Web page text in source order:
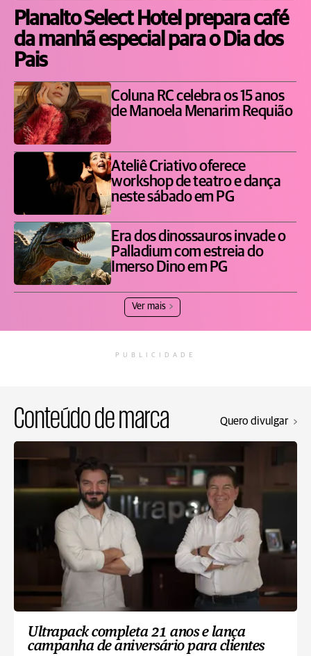
Planalto Select Hotel prepara café
da manhã especial para o Dia dos
Pais
Coluna RC celebra os 15 anos
de Manoela Menarim Requião
Ateliê Criativo oferece
workshop de teatro e dança
neste sábado em PG
Era dos dinossauros invade o
Palladium com estreia do
Imerso Dino em PG
Ver mais
PUBLICIDADE
Conteúdo de marca Quero divulgar
Ultrapack completa 21 anos e lança
campanha de aniversário para clientes